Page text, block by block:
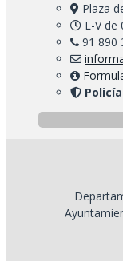
Plaza
L-V de
91 890